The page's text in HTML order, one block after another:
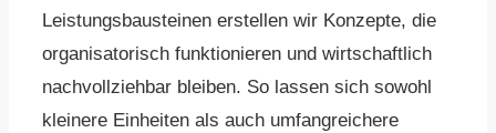
Leistungsbausteinen erstellen wir Konzepte, die
organisatorisch funktionieren und wirtschaftlich
nachvollziehbar bleiben. So lassen sich sowohl
kleinere Einheiten als auch umfangreichere